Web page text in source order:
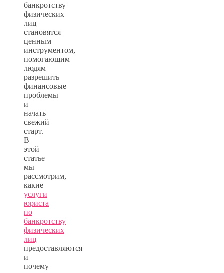
банкротству
физических
лиц
становятся
ценным
инструментом,
помогающим
людям
разрешить
финансовые
проблемы
и
начать
свежий
старт.
В
этой
статье
мы
рассмотрим,
какие
услуги
юриста
по
банкротству
физических
лиц
предоставляются
и
почему